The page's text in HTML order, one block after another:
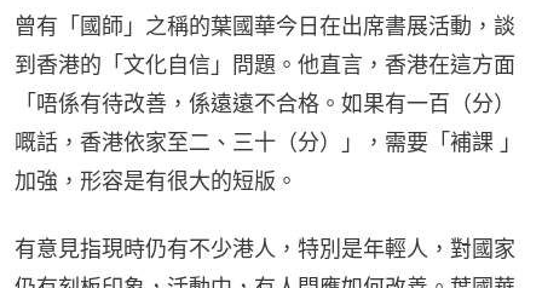
曾有「國師」之稱的葉國華今日在出席書展活動，談
到香港的「文化自信」問題。他直言，香港在這方面
「唔係有待改善，係遠遠不合格。如果有一百（分）
嘅話，香港依家至二、三十（分）」，需要「補課 」
加強，形容是有很大的短版。
有意見指現時仍有不少港人，特別是年輕人，對國家